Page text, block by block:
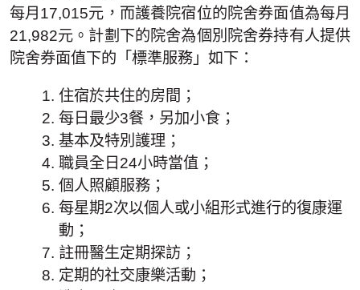
每月17,015元，而護養院宿位的院舍券面值為每月
21,982元。計劃下的院舍為個別院舍券持有人提供
院舍券面值下的「標準服務」如下：
住宿於共住的房間；
每日最少3餐，另加小食；
基本及特別護理；
職員全日24小時當值；
個人照顧服務；
每星期2次以個人或小組形式進行的復康運
動；
註冊醫生定期探訪；
定期的社交康樂活動；